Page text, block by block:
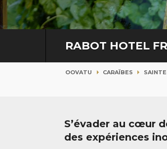
RABOT HOTEL
OOVATU CARAÏBES
S’évader au cœur
des expériences